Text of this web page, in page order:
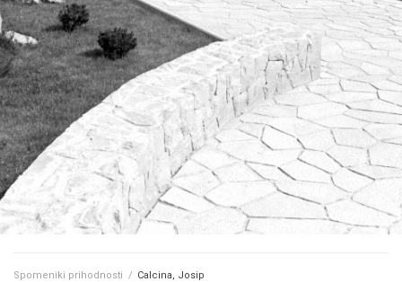
Spomeniki prihodnosti / Calcina, Josip